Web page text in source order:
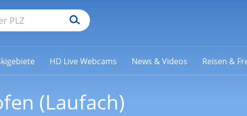
HD Live Webcams News & Videos Reisen &
(Laufach)